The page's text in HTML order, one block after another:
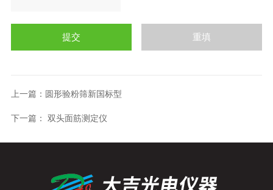
上一篇： 圆形验粉筛新国标型
下一篇： 双头面筋测定仪